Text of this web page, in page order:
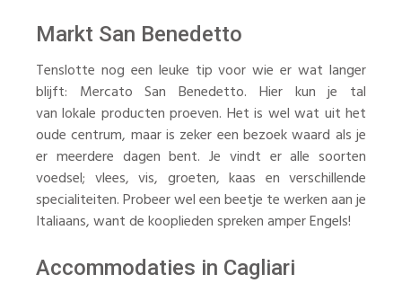
Markt San Benedetto
Tenslotte nog een leuke tip voor wie er wat langer
blijft: Mercato San Benedetto. Hier kun je tal
van lokale producten proeven. Het is wel wat uit het
oude centrum, maar is zeker een bezoek waard als je
er meerdere dagen bent. Je vindt er alle soorten
voedsel; vlees, vis, groeten, kaas en verschillende
specialiteiten. Probeer wel een beetje te werken aan je
Italiaans, want de kooplieden spreken amper Engels!
Accommodaties in Cagliari